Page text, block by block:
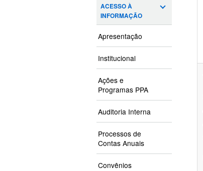
ACESSO À
INFORMAÇÃO
Apresentação
Institucional
Ações e
Programas PPA
Auditoria Interna
Processos de
Contas Anuais
Convênios